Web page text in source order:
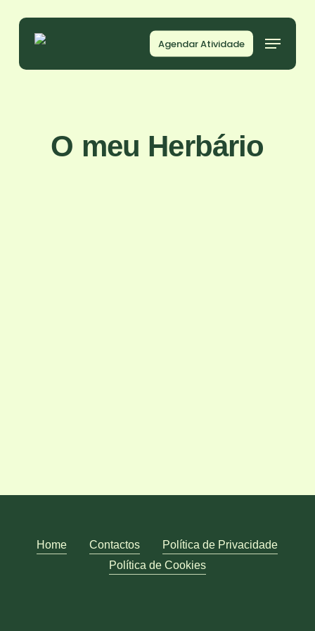
content
Agendar Atividade Menu
O meu Herbário
Home Contactos
Política de Privacidade
Política de Cookies